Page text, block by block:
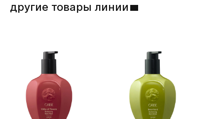
другие товары линии
Масло пассифлорытонизирует и успокаивает